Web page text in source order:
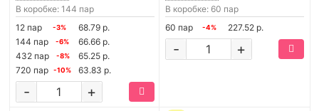
В коробке: 144 пар
12 пар
-3%
68.79 р.
144 пар
-6%
66.66 р.
432 пар
-8%
65.25 р.
720 пар
-10% 63.83 р.
+
-
В коробке: 60 пар
60 пар
-4% 227.52 р.
+
-